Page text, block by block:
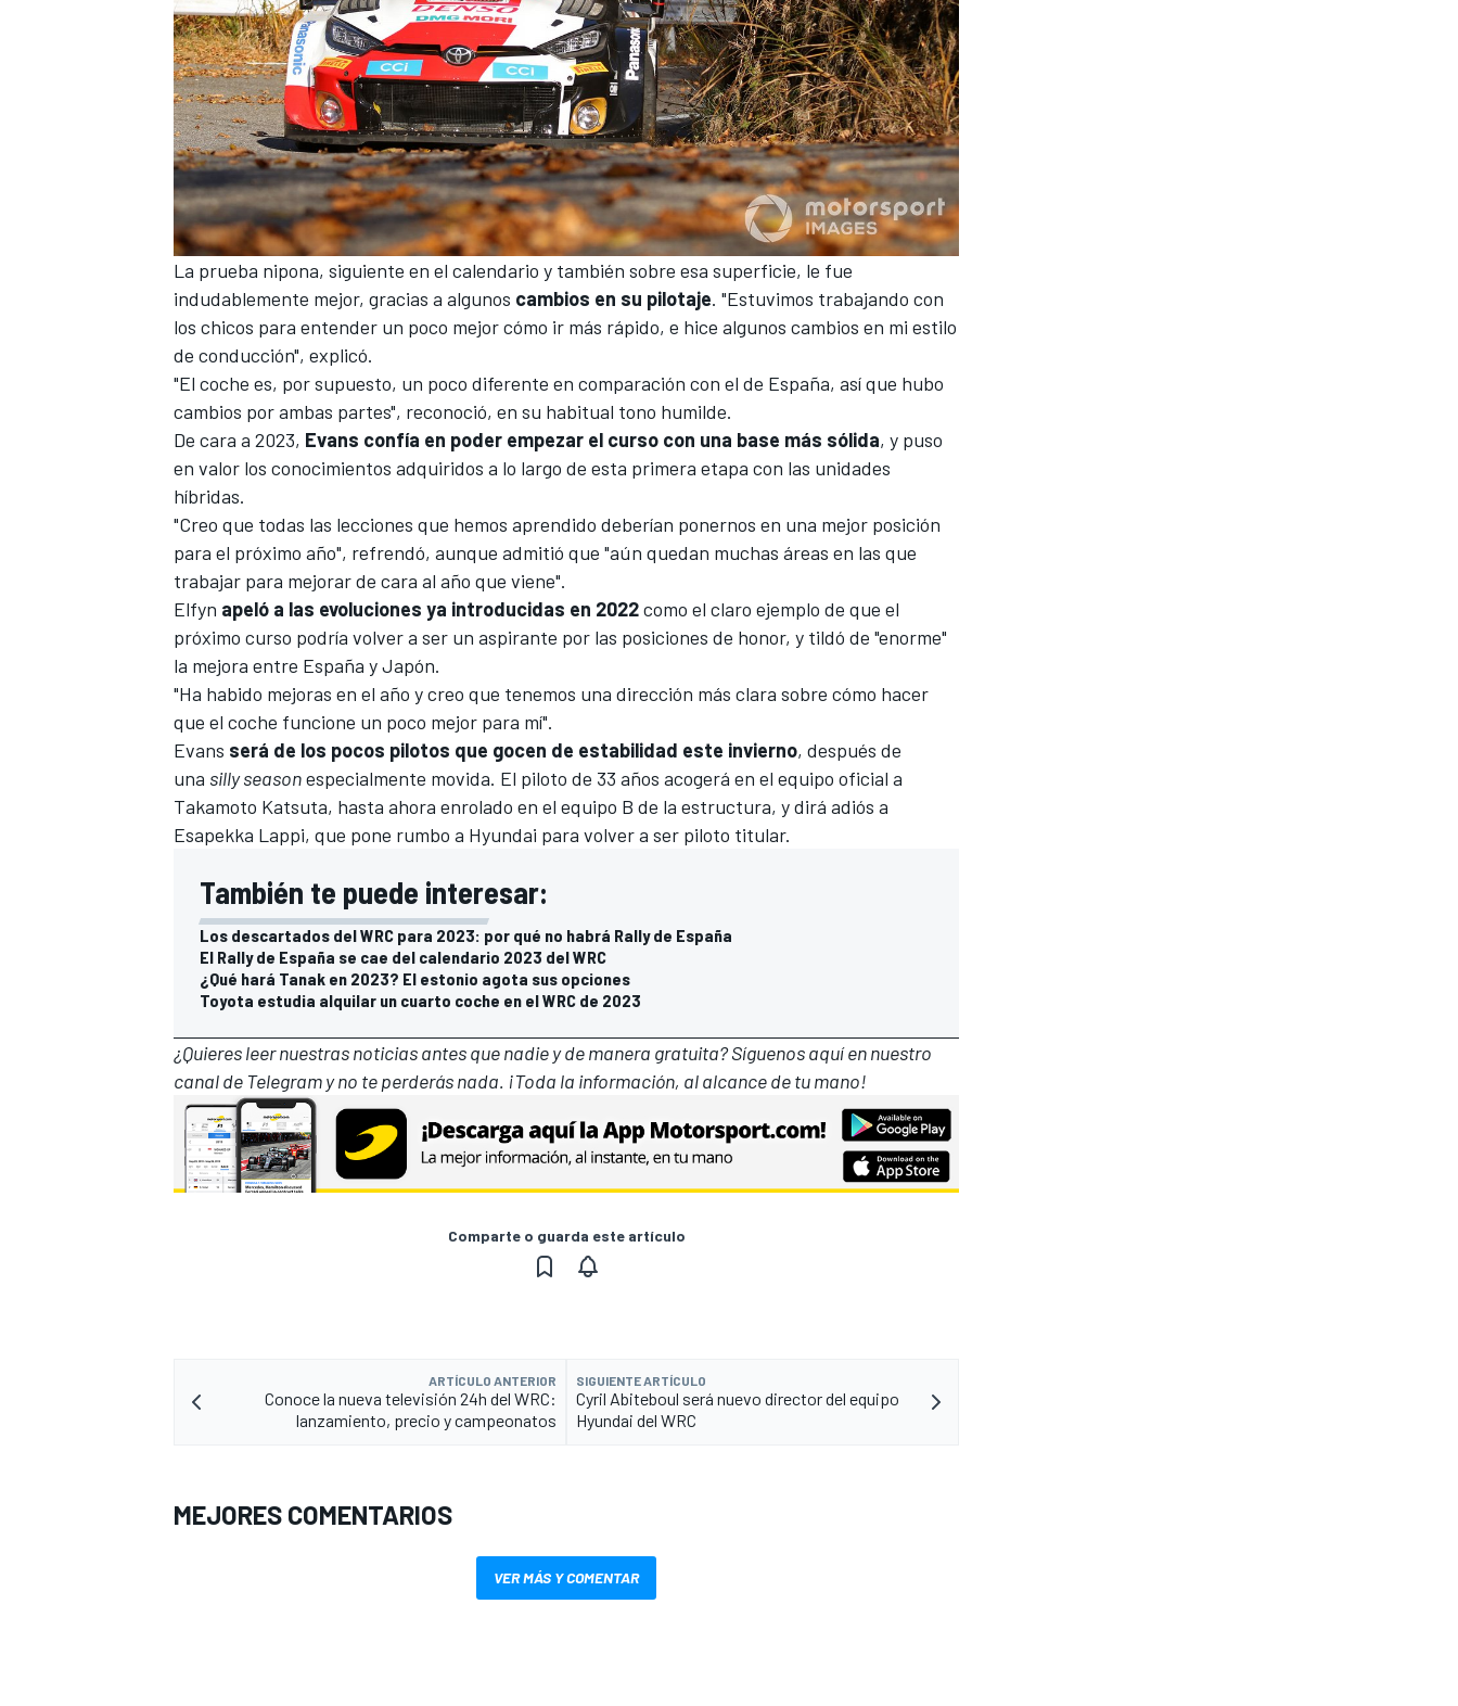
MÁS CATEGORÍAS
La prueba nipona, siguiente en el calendario y también sobre esa superficie, le fue
indudablemente mejor, gracias a algunos cambios en su pilotaje. "Estuvimos trabajando con
los chicos para entender un poco mejor cómo ir más rápido, e hice algunos cambios en mi estilo
de conducción", explicó.
"El coche es, por supuesto, un poco diferente en comparación con el de España, así que hubo
cambios por ambas partes", reconoció, en su habitual tono humilde.
De cara a 2023, Evans confía en poder empezar el curso con una base más sólida, y puso
en valor los conocimientos adquiridos a lo largo de esta primera etapa con las unidades
híbridas.
"Creo que todas las lecciones que hemos aprendido deberían ponernos en una mejor posición
para el próximo año", refrendó, aunque admitió que "aún quedan muchas áreas en las que
trabajar para mejorar de cara al año que viene".
Elfyn apeló a las evoluciones ya introducidas en 2022como el claro ejemplo de que el
próximo curso podría volver a ser un aspirante por las posiciones de honor, y tildó de "enorme"
la mejora entre España y Japón.
"Ha habido mejoras en el año y creo que tenemos una dirección más clara sobre cómo hacer
que el coche funcione un poco mejor para mí".
Evans será de los pocos pilotos que gocen de estabilidad este invierno, después de
una silly seasonespecialmente movida. El piloto de 33 años acogerá en el equipo oficial a
Takamoto Katsuta, hasta ahora enrolado en el equipo B de la estructura, y dirá adiós a
Esapekka Lappi, que pone rumbo a Hyundai para volver a ser piloto titular.
También te puede interesar:
Los descartados del WRC para 2023: por qué no habrá Rally de España
El Rally de España se cae del calendario 2023 del WRC
¿Qué hará Tanak en 2023? El estonio agota sus opciones
Toyota estudia alquilar un cuarto coche en el WRC de 2023
¿Quieres leer nuestras noticias antes que nadie y de manera gratuita? Síguenosaquí en nuestro
canal de Telegramy no te perderás nada. ¡Toda la información, al alcance de tu mano!
Comparte o guarda este artículo
ARTÍCULO ANTERIOR
Conoce la nueva televisión 24h del WRC:
lanzamiento, precio y campeonatos
SIGUIENTE ARTÍCULO
Cyril Abiteboul será nuevo director del equipo
Hyundai del WRC
MEJORES COMENTARIOS
VER MÁS Y COMENTAR